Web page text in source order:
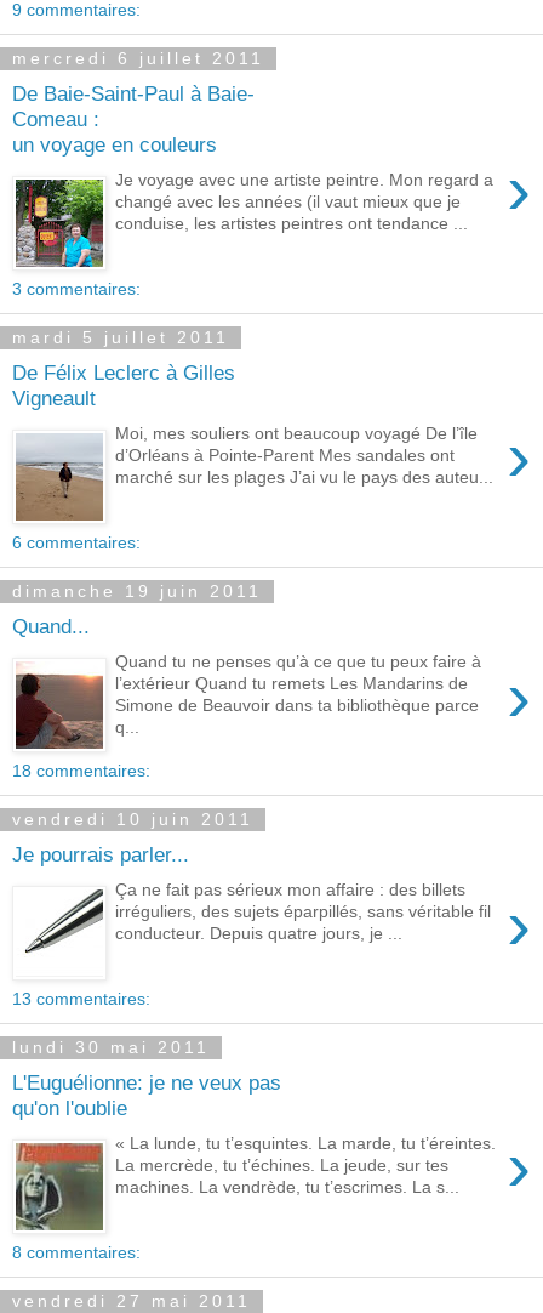
9 commentaires:
mercredi 6 juillet 2011
De Baie-Saint-Paul à Baie-
Comeau :
un voyage en couleurs
›
Je voyage avec une artiste peintre. Mon regard a
changé avec les années (il vaut mieux que je
conduise, les artistes peintres ont tendance ...
3 commentaires:
mardi 5 juillet 2011
De Félix Leclerc à Gilles
Vigneault
›
Moi, mes souliers ont beaucoup voyagé De l’île
d’Orléans à Pointe-Parent Mes sandales ont
marché sur les plages J’ai vu le pays des auteu...
6 commentaires:
dimanche 19 juin 2011
Quand...
›
Quand tu ne penses qu’à ce que tu peux faire à
l’extérieur Quand tu remets Les Mandarins de
Simone de Beauvoir dans ta bibliothèque parce
q...
18 commentaires:
vendredi 10 juin 2011
Je pourrais parler...
›
Ça ne fait pas sérieux mon affaire : des billets
irréguliers, des sujets éparpillés, sans véritable fil
conducteur. Depuis quatre jours, je ...
13 commentaires:
lundi 30 mai 2011
L'Euguélionne: je ne veux pas
qu'on l'oublie
›
« La lunde, tu t’esquintes. La marde, tu t’éreintes.
La mercrède, tu t’échines. La jeude, sur tes
machines. La vendrède, tu t’escrimes. La s...
8 commentaires:
vendredi 27 mai 2011